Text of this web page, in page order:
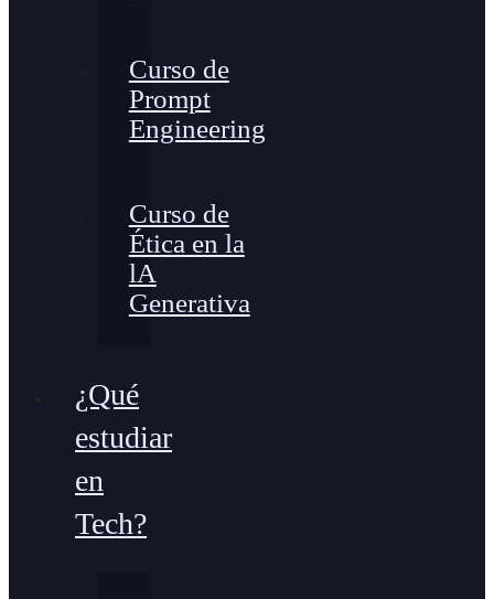
Curso de
Prompt
Engineering
Curso de
Ética en la
lA
Generativa
¿Qué
estudiar
en
Tech?